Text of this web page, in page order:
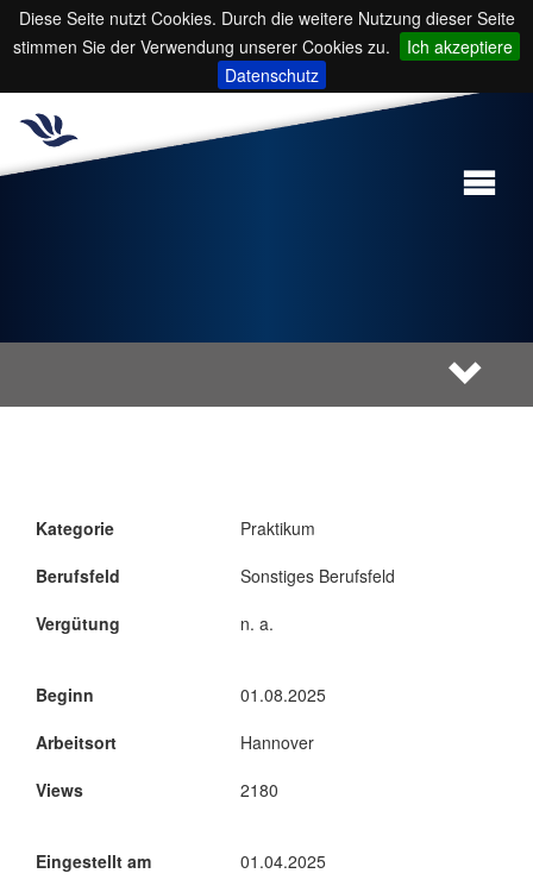
Diese Seite nutzt Cookies. Durch die weitere Nutzung dieser Seite
stimmen Sie der Verwendung unserer Cookies zu.
Ich akzeptiere
Datenschutz
Kategorie
Berufsfeld
Vergütung
Praktikum
Sonstiges Berufsfeld
n. a.
Beginn
Arbeitsort
Views
01.08.2025
Hannover
2180
Eingestellt am 01.04.2025